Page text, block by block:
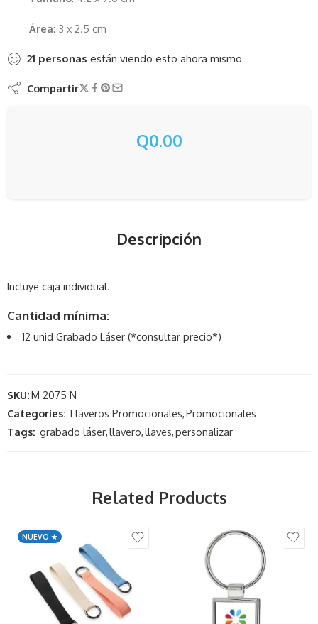
Área: 3 x 2.5 cm
21 personas están viendo esto ahora mismo
Compartir
Q0.00
Descripción
Incluye caja individual.
Cantidad mínima:
12 unid Grabado Láser (*consultar precio*)
SKU:M 2075 N
Categories: Llaveros Promocionales,Promocionales
Tags: grabado láser,llavero,llaves,personalizar
Related Products
NUEVO ★